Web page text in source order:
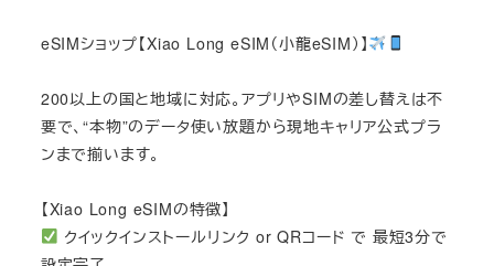
eSIMショップ【Xiao Long eSIM（小龍eSIM）】
200以上の国と地域に対応。アプリやSIMの差し替えは不
要で、“本物”のデータ使い放題から現地キャリア公式プラ
ンまで揃います。
【Xiao Long eSIMの特徴】
クイックインストールリンク or QRコード で 最短3分で